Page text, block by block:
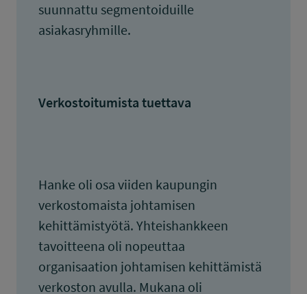
suunnattu segmentoiduille
asiakasryhmille.
Verkostoitumista tuettava
Hanke oli osa viiden kaupungin
verkostomaista johtamisen
kehittämistyötä. Yhteishankkeen
tavoitteena oli nopeuttaa
organisaation johtamisen kehittämistä
verkoston avulla. Mukana oli